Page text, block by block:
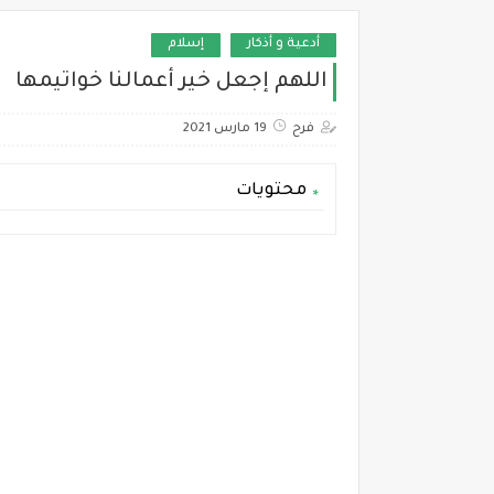
أدعية و أذكار إسلام
اللهم إجعل خير أعمالنا خواتيمها
فرح 19 مارس 2021
محتويات